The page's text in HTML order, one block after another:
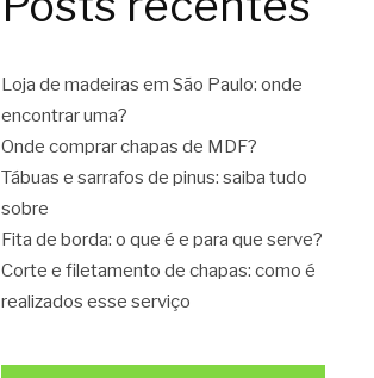
Loja de madeiras em São Paulo: onde
encontrar uma?
Onde comprar chapas de MDF?
Tábuas e sarrafos de pinus: saiba tudo
sobre
Fita de borda: o que é e para que serve?
Corte e filetamento de chapas: como é
realizados esse serviço